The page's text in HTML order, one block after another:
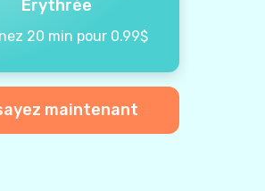
Érythrée
20 min pour 0.99$
maintenant